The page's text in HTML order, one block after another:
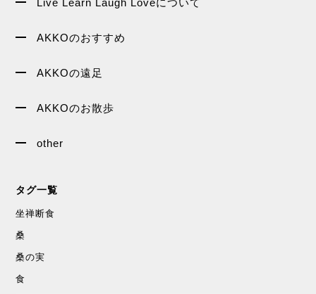
Live Learn Laugh Loveについて
AKKOのおすすめ
AKKOの遠足
AKKOのお散歩
other
タグ一覧
坐禅断食
桑
桑の実
食